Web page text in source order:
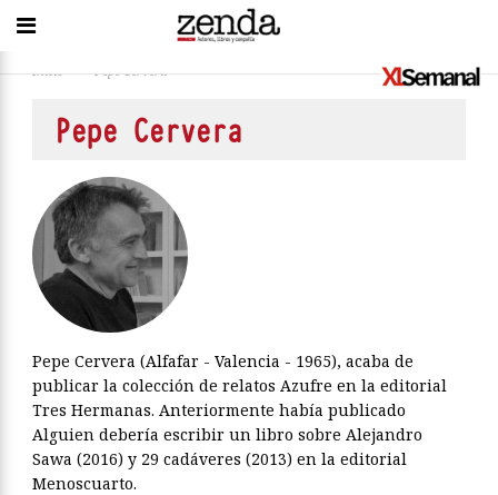
Inicio > Pepe Cervera
Pepe Cervera
Pepe Cervera (Alfafar - Valencia - 1965), acaba de
publicar la colección de relatos Azufre en la editorial
Tres Hermanas. Anteriormente había publicado
Alguien debería escribir un libro sobre Alejandro
Sawa (2016) y 29 cadáveres (2013) en la editorial
Menoscuarto.